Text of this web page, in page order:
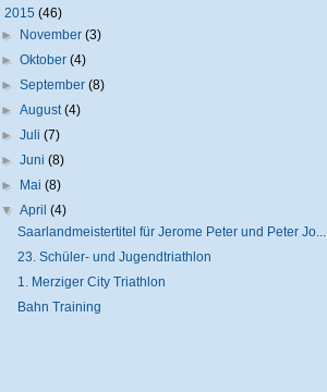
2015 (46)
►
November(3)
►Oktober(4)
►September(8)
►August(4)
►Juli(7)
►Juni(8)
►
Mai(8)
▼April(4)
Saarlandmeistertitel für Jerome Peter und Peter Jo...
23. Schüler- und Jugendtriathlon
1. Merziger City Triathlon
Bahn Training